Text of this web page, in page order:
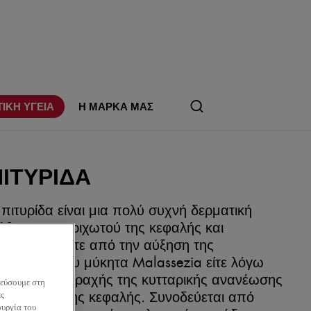
ΥΓΕΙΑ Η ΜΑΡΚΑ ΜΑΣ
είναι μια πολύ συχνή δερματική
του τριχωτού της κεφαλής και
είτε από την αύξηση της
του μύκητα Malassezia είτε λόγω
διαταραχής της κυτταρικής ανανέωσης
τριχωτό της κεφαλής. Συνοδεύεται από
στη
του